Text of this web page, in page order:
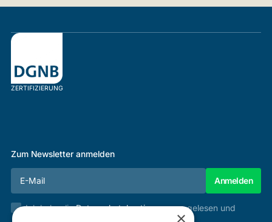
ZERTIFIZIERUNG
Zum Newsletter anmelden
Ich habe dieDatenschutzbestimmungengelesen und